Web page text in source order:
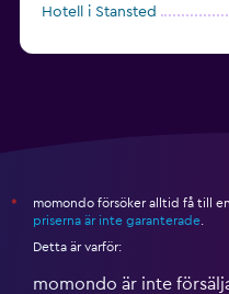
Hotell i Stansted
*
momondo försöker alltid få till
priserna är inte garanterade
Detta är varför:
momondo är inte